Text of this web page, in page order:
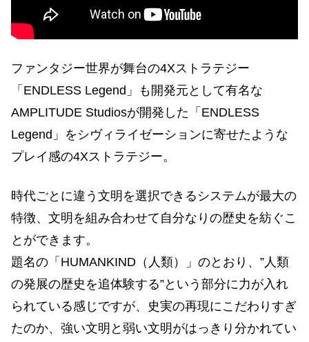
ファンタジー世界が舞台の4Xストラテジー
「ENDLESS Legend」も開発元として有名な
AMPLITUDE Studiosが開発した「ENDLESS
Legend」をシヴィライゼーションに寄せたような
プレイ感の4Xストラテジー。
時代ごとに違う文明を選択できるシステムが最大の
特徴、文明を組み合わせて自分なりの歴史を紡ぐこ
とができます。
題名の「HUMANKIND（人類）」のとおり、”人類
の発展の歴史を追体験する”という部分に力が入れ
られている感じですが、史実の再現にこだわりすぎ
たのか、強い文明と弱い文明がはっきり分かれてい